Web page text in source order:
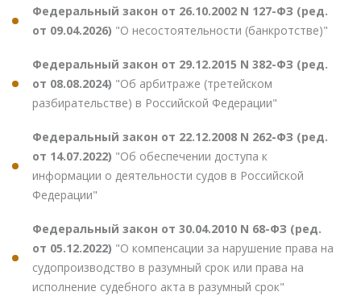
Федеральный закон от 26.10.2002 N 127-ФЗ (ред.
от 09.04.2026) "О несостоятельности (банкротстве)"
Федеральный закон от 29.12.2015 N 382-ФЗ (ред.
от 08.08.2024) "Об арбитраже (третейском
разбирательстве) в Российской Федерации"
Федеральный закон от 22.12.2008 N 262-ФЗ (ред.
от 14.07.2022) "Об обеспечении доступа к
информации о деятельности судов в Российской
Федерации"
Федеральный закон от 30.04.2010 N 68-ФЗ (ред.
от 05.12.2022) "О компенсации за нарушение права на
судопроизводство в разумный срок или права на
исполнение судебного акта в разумный срок"